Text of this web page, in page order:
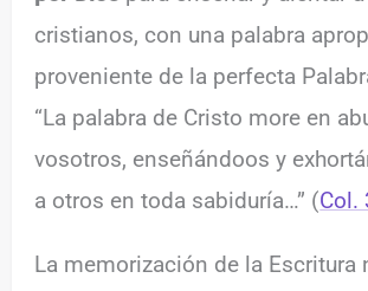
cristianos, con una palabra
proveniente de la perfecta
“La palabra de Cristo more en
vosotros, enseñándoos y
a otros en toda sabiduría…” (Col.
La memorización de la Escritura